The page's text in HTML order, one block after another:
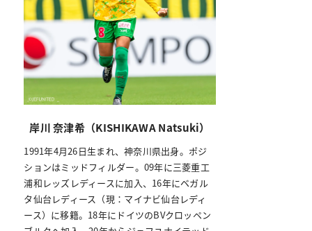
岸川 奈津希（KISHIKAWA Natsuki）
1991年4月26日生まれ、神奈川県出身。ポジ
ションはミッドフィルダー。09年に三菱重工
浦和レッズレディースに加入、16年にベガル
タ仙台レディース（現：マイナビ仙台レディ
ース）に移籍。18年にドイツのBVクロッペン